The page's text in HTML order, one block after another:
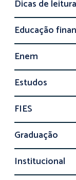
Dicas de leitura
Educação
Enem
Estudos
FIES
Graduação
Institucional